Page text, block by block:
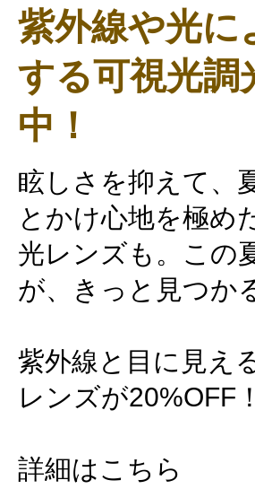
紫外線や光に
する可視光調
中！
眩しさを抑えて、
とかけ心地を極め
光レンズも。この
が、きっと見つか
紫外線と目に見え
レンズが20%OFF！
詳細はこちら